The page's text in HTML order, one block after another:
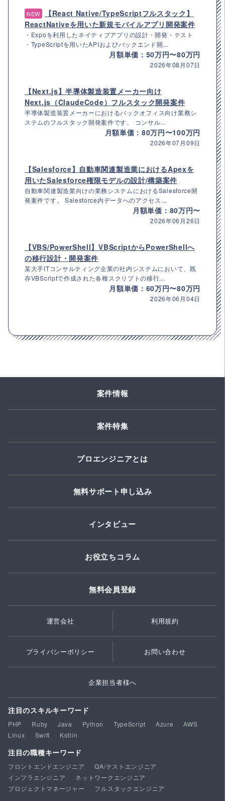
NEW
【React Native/TypeScriptフルスタック】
ReactNativeを用いた新規モバイルアプリ開発案件
・Expoを利用したネイティブアプリの設計・開発・テスト
・TypeScriptを用いたAPIおよびバックエンド開...
月額単価：50万円〜80万円
2026年08月07日
【Next.js】半導体製造装置メーカー向け
Next.js（ClaudeCode）フルスタック開発案件
半導体製造装置メーカーにおけるバックオフィス向け業務シ
ステムのフルスタック開発案件です。 コンサル...
月額単価：80万円〜100万円
2026年07月09日
【Salesforce】自動車関連製造業におけるApexを
用いたSalesforce権限モデルの設計/構築案件
自動車関連製造業向けの業務システムにおけるSalesforce開
発案件です。 Salesforce内データへのアクセス...
月額単価：80万円〜
2026年06月26日
【VBS/PowerShell】VBScriptからPowerShellへ
の移行設計・開発案件
某大手ITコンサルティング企業の社内システムにおいて、既
存VBScriptで作成された各種スクリプトの移行...
月額単価：60万円〜80万円
2026年06月04日
案件情報
案件特集
プロエンジニアとは
無料サポート申し込み
インタビュー
お役立ちコラム
無料会員登録
運営会社 利用規約
プライバシーポリシー お問い合わせ
企業担当者様へ
注目のスキルキーワード
PHP Ruby Java Python TypeScript Azure
AWS
Linux
Swift Kotlin
注目の職種キーワード
フロントエンドエンジニア
QA/テストエンジニア
インフラエンジニア
ネットワークエンジニア
プロジェクトマネージャー
フルスタックエンジニア